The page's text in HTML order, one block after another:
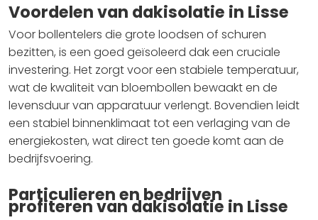
Voordelen van dakisolatie in Lisse
Voor bollentelers die grote loodsen of schuren
bezitten, is een goed geïsoleerd dak een cruciale
investering. Het zorgt voor een stabiele temperatuur,
wat de kwaliteit van bloembollen bewaakt en de
levensduur van apparatuur verlengt. Bovendien leidt
een stabiel binnenklimaat tot een verlaging van de
energiekosten, wat direct ten goede komt aan de
bedrijfsvoering.
Particulieren en bedrijven
profiteren van dakisolatie in Lisse